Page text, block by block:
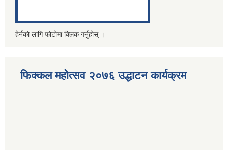
हेर्नको लागि फोटोमा क्लिक गर्नुहोस् ।
फिक्कल महोत्सव २०७६ उद्धाटन कार्यक्रम